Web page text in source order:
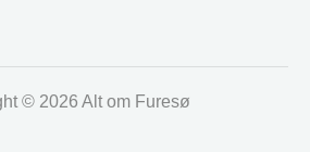
© 2026 Alt om Furesø